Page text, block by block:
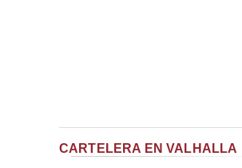
CARTELERA EN VALHALLA